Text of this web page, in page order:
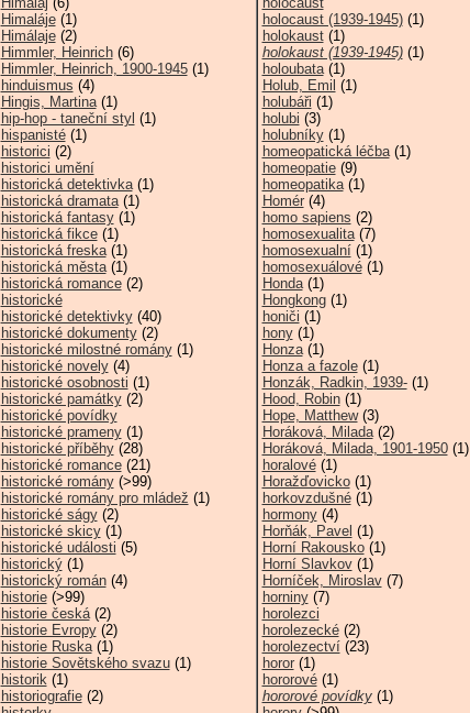
Himaláje(1)
Himálaje(2)
Himmler, Heinrich(6)
Himmler, Heinrich, 1900-1945(1)
hinduismus (4)
Hingis, Martina(1)
hip-hop - taneční styl (1)
hispanisté(1)
historici (2)
historici umění
historická detektivka(1)
historická dramata(1)
historická fantasy(1)
historická fikce(1)
historická freska(1)
historická města(1)
historická romance(2)
historické
historické detektivky(40)
historické dokumenty(2)
historické milostné romány(1)
historické novely(4)
historické osobnosti (1)
historické památky(2)
historické povídky
historické prameny(1)
historické příběhy(28)
historické romance(21)
historické romány(>99)
historické romány pro mládež (1)
historické ságy(2)
historické skicy(1)
historické události (5)
historický(1)
historický román(4)
historie(>99)
historie česká(2)
historie Evropy(2)
historie Ruska(1)
historie Sovětského svazu(1)
historik(1)
historiografie(2)
holocaust (1939-1945)(1)
holokaust(1)
holokaust (1939-1945)(1)
holoubata(1)
Holub, Emil (1)
holubáři (1)
holubi (3)
holubníky(1)
homeopatická léčba(1)
homeopatie(9)
homeopatika(1)
Homér(4)
homo sapiens (2)
homosexualita(7)
homosexualní(1)
homosexuálové(1)
Honda(1)
Hongkong(1)
honiči (1)
hony(1)
Honza(1)
Honza a fazole(1)
Honzák, Radkin, 1939-(1)
Hood, Robin(1)
Hope, Matthew(3)
Horáková, Milada(2)
Horáková, Milada, 1901-1950(1)
horalové(1)
Horažďovicko(1)
horkovzdušné(1)
hormony(4)
Horňák, Pavel (1)
Horní Rakousko(1)
Horní Slavkov(1)
Horníček, Miroslav(7)
horniny(7)
horolezci
horolezecké(2)
horolezectví(23)
horor(1)
hororové(1)
hororové povídky(1)